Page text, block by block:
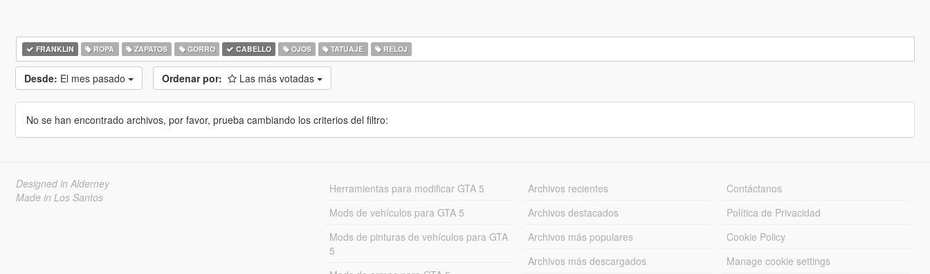
FRANKLIN ROPA ZAPATOS GORRO CABELLO OJOS TATUAJE RELOJ
Desde: El mes pasado Ordenar por: Las más votadas
No se han encontrado archivos, por favor, prueba cambiando los criterios del filtro:
Designed in Alderney
Made in Los Santos
Herramientas para modificar GTA 5
Mods de vehículos para GTA 5
Mods de pinturas de vehículos para GTA
5
Archivos recientes
Archivos destacados
Archivos más populares
Archivos más descargados
Contáctanos
Política de Privacidad
Cookie Policy
Manage cookie settings